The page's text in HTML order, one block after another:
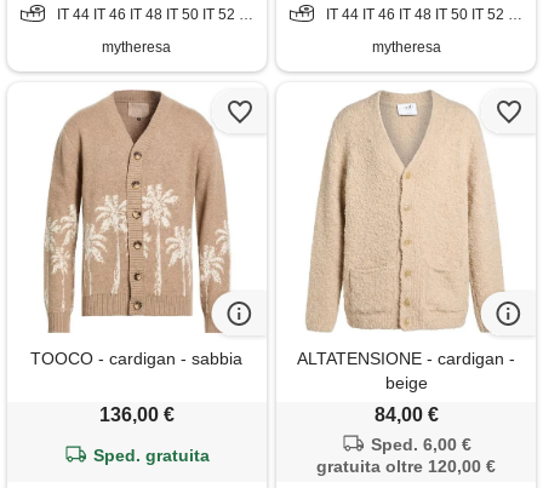
IT 44 IT 46 IT 48 IT 50 IT 52 IT 54
mytheresa
IT 44 IT 46 IT 48 IT 50 IT 52 IT 54
mytheresa
TOOCO - cardigan - sabbia
136,00 €
Sped. gratuita
ALTATENSIONE - cardigan -
beige
84,00 €
Sped. 6,00 €
gratuita oltre 120,00 €